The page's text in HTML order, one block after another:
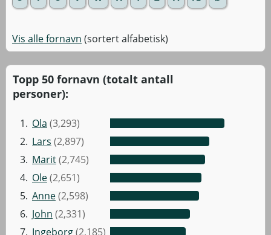
Vis alle fornavn (sortert alfabetisk)
Topp 50 fornavn (totalt antall
personer):
1. Ola (3,293)
2. Lars (2,897)
3. Marit(2,745)
4. Ole(2,651)
5. Anne(2,598)
6. John (2,331)
7. Ingeborg(2,185)